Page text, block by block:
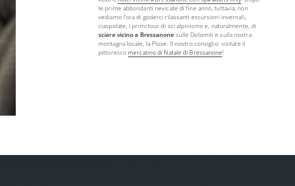
le prime abbondanti nevicate di fine anno, tuttavia, non
vediamo l’ora di goderci rilassanti escursioni invernali,
ciaspolate, i primi tour di sci alpinismo e, naturalmente, di
sciare vicino a Bressanone sulle Dolomiti e sulla nostra
montagna locale, la Plose. Il nostro consiglio: visitate il
pittoresco mercatino di Natale di Bressanone!